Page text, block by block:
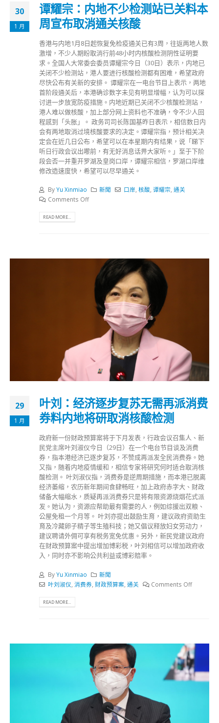
30
1 月
谭耀宗：内地不少检测站已关料本
周宣布取消通关核酸
香港与内地1月8日起恢复免检疫通关已有3周，往返两地人数
激增，不少人期盼取消行前48小时内核酸检测阴性证明要
求。全国人大常委会委员谭耀宗今日（30日）表示，内地已
关闭不少检测站，港人要进行核酸检测都有困难，希望政府
尽快公布有关新的安排。 谭耀宗在一电台节目上表示，两地
首阶段通关后，本港确诊数字未见有明显增幅，认为可以探
讨进一步放宽防疫措施。内地近期已关闭不少核酸检测站，
港人难以做核酸，加上部分网上资料也不准确，令不少人回
程感到「头胀」。 政务司司长陈国基昨日表示，相信数日内
会有两地取消过境核酸要求的决定。谭耀宗指，预计相关决
定会在近几日公布，希望可以在本星期内有结果，说「睇下
听日行政会议出嚟前，有无好消息话畀大家听。」至于下阶
段会否一并重开罗湖及皇岗口岸，谭耀宗相信，罗湖口岸维
修改造速度快，希望可以尽早通关。
ByYu Xinmiao 新聞 口岸 ,核酸 ,谭耀宗 ,通关
Comments Off
READ MORE...
29
1 月
叶刘：经济逐步复苏无需再派消费
券料内地将研取消核酸检测
政府新一份财政预算案将于下月发表，行政会议召集人、新
民党主席叶刘淑仪今日（29日）在一个电台节目谈及消费
券，指本港经济已逐步复苏，不赞成再派发全民消费券。她
又指，随着内地疫情缓和，相信专家将研究何时适合取消核
酸检测。 叶刘淑仪指，消费券是逆周期措施，而本港已脱离
经济萎缩，农历新年期间食肆畅旺，加上政府赤字大、财政
储备大幅缩水，质疑再派消费券只是将有限资源烧烟花式派
发。她认为，资源应帮助最有需要的人，例如综援出双粮、
公屋免租一个月等。 叶刘亦提出鼓励生育，建议政府资助生
育及冷藏卵子精子等生殖科技；她又倡议释放妇女劳动力，
建议聘请外佣可享有税务宽免优惠。另外，新民党建议政府
在财政预算案中提出增加博彩税，叶刘相信可以增加政府收
入，同时亦不影响公共利益或博彩赔率。
ByYu Xinmiao
新聞
叶刘淑仪 消费券, 财政预算案 通关 Comments Off
READ MORE...